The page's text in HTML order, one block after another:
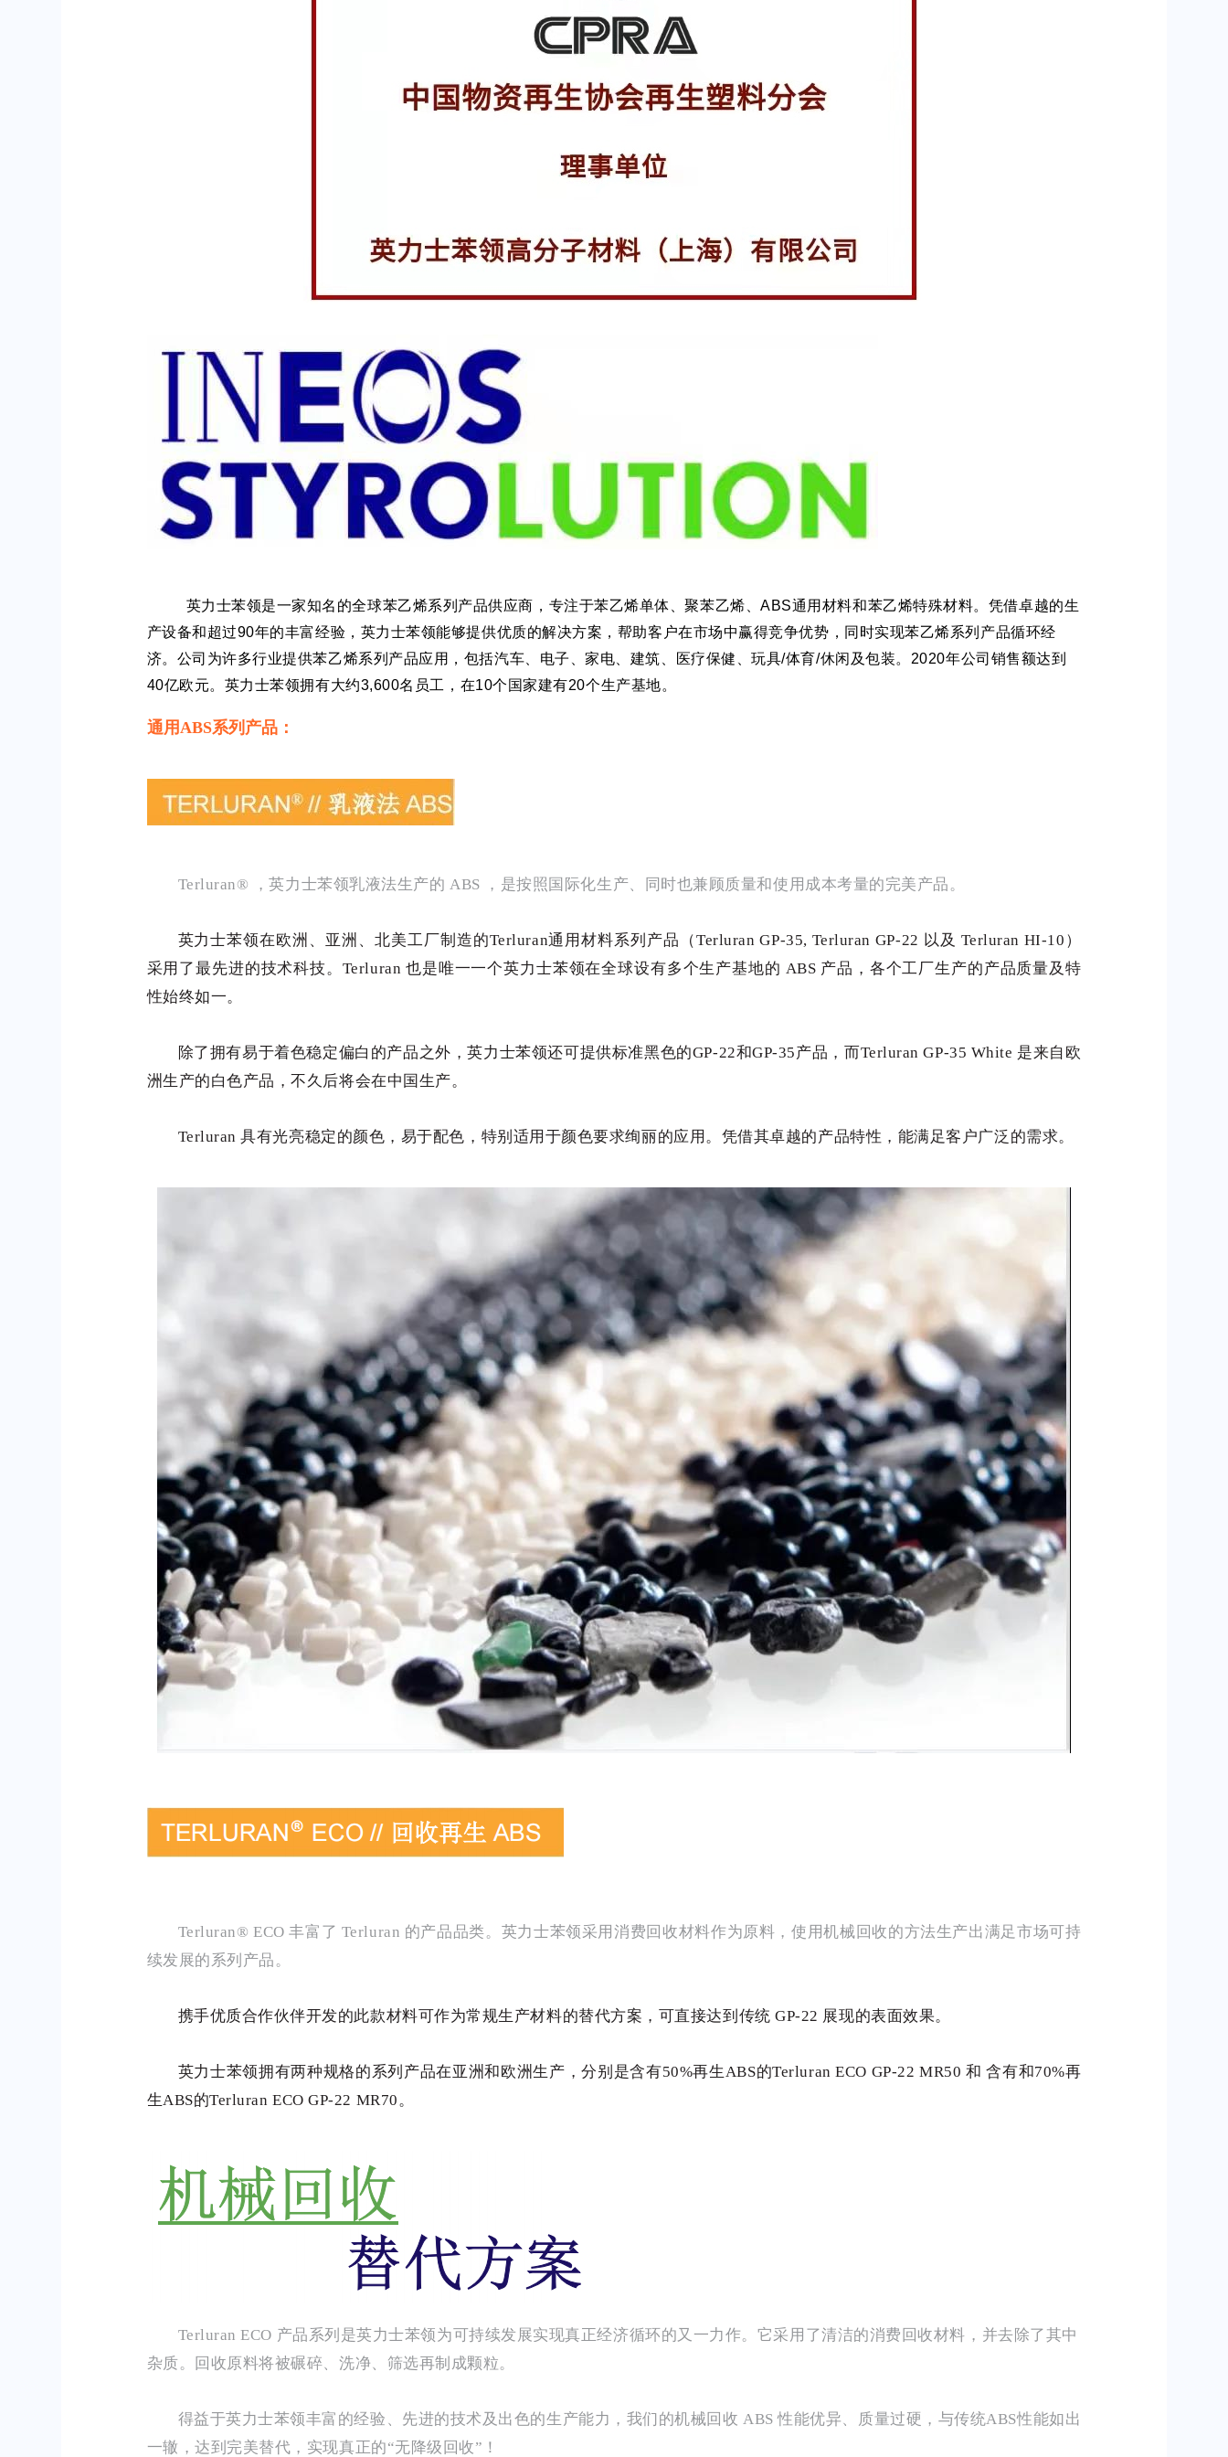
英力士苯领是一家知名的全球苯乙烯系列产品供应商，专注于苯乙烯单体 、聚苯乙烯、ABS通用材料和苯乙烯特殊材料。 凭借卓越的生
产设备和超过90年的丰富经验，英力士苯领能够提供优质的解决方案，帮助客户在市场中赢得竞争优势，同时实现苯乙烯系列产品循环经
济。 公司为许多行业提供苯乙烯系列产品应用，包括汽车、电子、家电、建筑、医疗保健、玩具/体育/休闲及包装。 2020年公司销售额达到
40亿欧元。 英力士苯领拥有大约3,600名员工，在10个国家建有20个生产基地。
通用ABS系列产品：
Terluran® ，英力士苯领乳液法生产的 ABS ，是按照国际化生产、同时也兼顾质量和使用成本考量的完美产品。
英力士苯领在欧洲、亚洲、北美工厂制造的Terluran通用材料系列产品（Terluran GP-35, Terluran GP-22 以及 Terluran HI-10）
采用了最先进的技术科技。Terluran 也是唯一一个英力士苯领在全球设有多个生产基地的 ABS 产品，各个工厂生产的产品质量及特
性始终如一。
除了拥有易于着色稳定偏白的产品之外，英力士苯领还可提供标准黑色的GP-22和GP-35产品，而Terluran GP-35 White 是来自欧
洲生产的白色产品，不久后将会在中国生产。
Terluran 具有光亮稳定的颜色，易于配色，特别适用于颜色要求绚丽的应用。凭借其卓越的产品特性，能满足客户广泛的需求。
Terluran® ECO 丰富了 Terluran 的产品品类。英力士苯领采用消费回收材料作为原料，使用机械回收的方法生产出满足市场可持
续发展的系列产品。
携手优质合作伙伴开发的此款材料可作为常规生产材料的替代方案，可直接达到传统 GP-22 展现的表面效果。
英力士苯领拥有两种规格的系列产品在亚洲和欧洲生产，分别是含有50%再生ABS的Terluran ECO GP-22 MR50 和 含有和70%再
生ABS的Terluran ECO GP-22 MR70。
Terluran ECO 产品系列是英力士苯领为可持续发展实现真正经济循环的又一力作。它采用了清洁的消费回收材料，并去除了其中
杂质。回收原料将被碾碎、洗净、筛选再制成颗粒。
得益于英力士苯领丰富的经验、先进的技术及出色的生产能力，我们的机械回收 ABS 性能优异、质量过硬，与传统ABS性能如出
一辙，达到完美替代，实现真正的“无降级回收”！